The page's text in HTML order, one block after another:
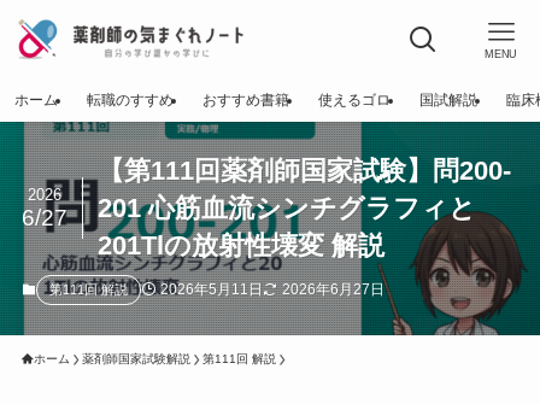
MENU
ホーム 転職のすすめ おすすめ書籍 使えるゴロ 国試解説 臨床
【第111回薬剤師国家試験】問200-
201 心筋血流シンチグラフィと
201Tlの放射性壊変 解説
2026
6/27
第111回 解説 2026年5月11日 2026年6月27日
ホーム 薬剤師国家試験解説 第111回 解説